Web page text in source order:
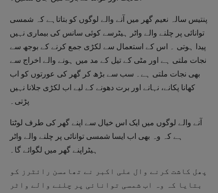
پنتیس سالہ نعیم گھر میں آنے والے لوگوں کو بتاتاہے کہ شمسی
توانائی پر چلنے والے واٹر ہیٹرسے کوئی سانس کی بیماری نہیں
پیدا ہوتی ۔ اس کے استعمال سے لکڑی جمع کرنے کے بوجھ سے
نجات ملتی ہے اور مٹی کے تیل کے مد میں ہونے والے اخراج سے
بھی نجات ملتی ہے۔ سب سے بڑھ کر گھر کی عورتوں کو اب
کھانا پکانے، نہانے اور برت دھونے کے لیے اب لکڑی جلانا نہیں
پڑتی۔
آنے والے لوگوں میں ایک اس خیال سے اپنے گھر کی طرف لوٹتا
ہے کہ وہ بھی اب ایسا شمسی توانائی پر چلنے والے واٹر
پھل کاشت کرنے وال علی اکبر نے تھامسن رائٹرز کو
بتایا کہ وہ اب شمسی توانائی پر چلنے والے واٹر